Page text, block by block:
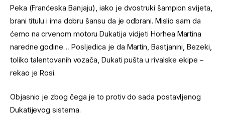
Peka (Franćeska Banjaju), iako je dvostruki šampion svijeta,
brani titulu i ima dobru šansu da je odbrani. Mislio sam da
ćemo na crvenom motoru Dukatija vidjeti Horhea Martina
naredne godine… Posljedica je da Martin, Bastjanini, Bezeki,
toliko talentovanih vozača, Dukati pušta u rivalske ekipe –
rekao je Rosi.
Objasnio je zbog čega je to protiv do sada postavljenog
Dukatijevog sistema.